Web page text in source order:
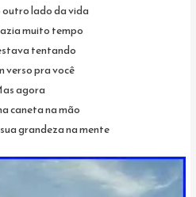
lado da vida
muito tempo
tentando
verso pra você
agora
caneta na mão
grandeza na mente